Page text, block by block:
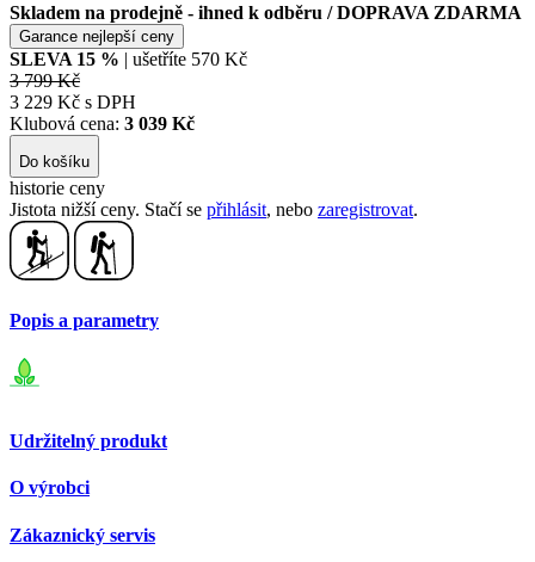
Skladem na prodejně - ihned k odběru / DOPRAVA ZDARMA
Garance nejlepší ceny
SLEVA 15 % | ušetříte 570 Kč
3 799 Kč
3 229 Kč s DPH
Klubová cena: 3 039 Kč
Do košíku
historie ceny
Jistota nižší ceny. Stačí se přihlásit, nebo zaregistrovat.
Popis a parametry
Udržitelný produkt
O výrobci
Zákaznický servis